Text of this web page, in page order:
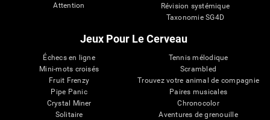
Attention
Révision systémique
Taxonomie SG4D
Jeux Pour Le Cerveau
Échecs en ligne
Mini-mots croisés
Fruit Frenzy
Pipe Panic
Crystal Miner
Solitaire
Tennis mélodique
Scrambled
Trouvez votre animal de compagnie
Paires musicales
Chronocolor
Aventures de grenouille